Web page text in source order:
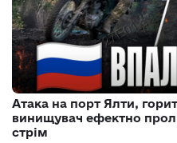
Атака на порт Ялти,
винищувач ефектно
стрім